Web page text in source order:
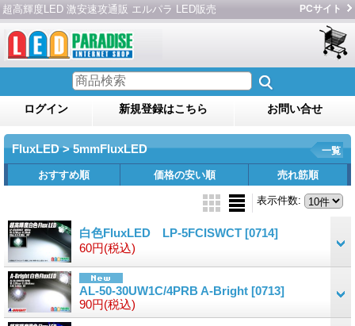
超高輝度LED 激安速攻通販 エルパラ LED販売 PCサイト
ログイン 新規登録はこちら お問い合せ
FluxLED > 5mmFluxLED 一覧
おすすめ順 価格の安い順 売れ筋順
表示件数:
白色FluxLED LP-5FCISWCT [0714]
60円(税込)
AL-50-30UW1C/4PRB A-Bright [0713]
90円(税込)